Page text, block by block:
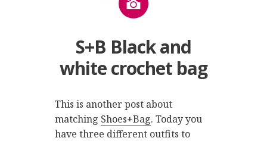
S+B Black and
white crochet bag
This is another post about
matching Shoes+Bag. Today you
have three different outfits to